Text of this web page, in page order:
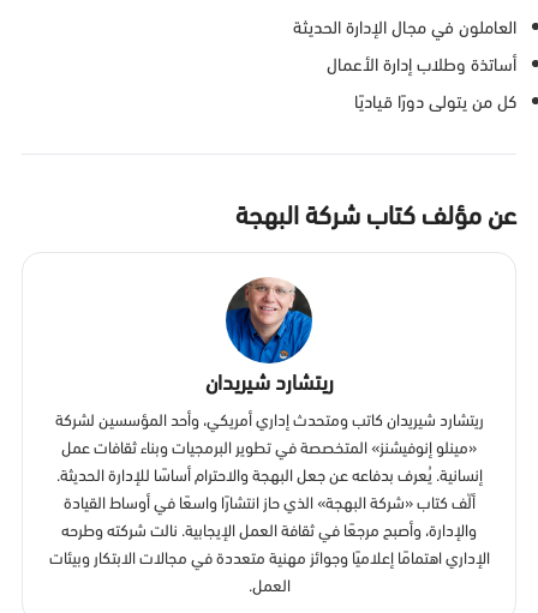
العاملون في مجال الإدارة الحديثة
أساتذة وطلاب إدارة الأعمال
كل من يتولى دورًا قياديًا
عن مؤلف كتاب شركة البهجة
ريتشارد شيريدان
ريتشارد شيريدان كاتب ومتحدث إداري أمريكي، وأحد المؤسسين لشركة
«مينلو إنوفيشنز» المتخصصة في تطوير البرمجيات وبناء ثقافات عمل
إنسانية. يُعرف بدفاعه عن جعل البهجة والاحترام أساسًا للإدارة الحديثة.
ألّف كتاب «شركة البهجة» الذي حاز انتشارًا واسعًا في أوساط القيادة
والإدارة، وأصبح مرجعًا في ثقافة العمل الإيجابية. نالت شركته وطرحه
الإداري اهتمامًا إعلاميًا وجوائز مهنية متعددة في مجالات الابتكار وبيئات
العمل.